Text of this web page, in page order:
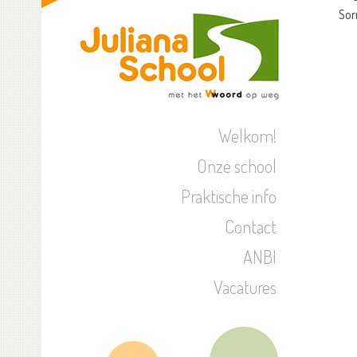
Welkom!
Onze school
Praktische info
Contact
ANBI
Vacatures